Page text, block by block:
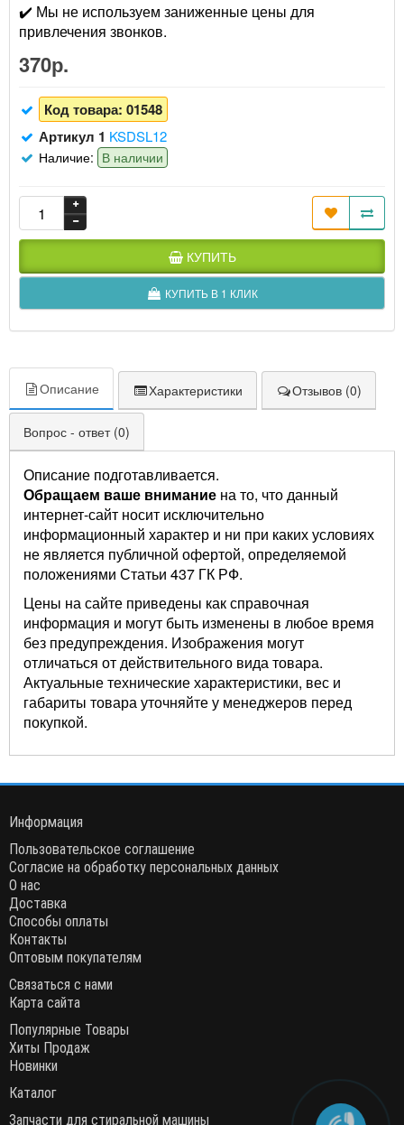
✔️ Мы не используем заниженные цены для
привлечения звонков.
370р.
Код товара: 01548
Артикул 1 KSDSL12
Наличие: В наличии
КУПИТЬ
КУПИТЬ В 1 КЛИК
Описание Характеристики Отзывов (0)
Вопрос - ответ (0)
Описание подготавливается.
Обращаем ваше внимание на то, что данный
интернет-сайт носит исключительно
информационный характер и ни при каких условиях
не является публичной офертой, определяемой
положениями Статьи 437 ГК РФ.
Цены на сайте приведены как справочная
информация и могут быть изменены в любое время
без предупреждения. Изображения могут
отличаться от действительного вида товара.
Актуальные технические характеристики, вес и
габариты товара уточняйте у менеджеров перед
покупкой.
Информация
Пользовательское соглашение
Согласие на обработку персональных данных
О нас
Доставка
Способы оплаты
Контакты
Оптовым покупателям
Связаться с нами
Карта сайта
Популярные Товары
Хиты Продаж
Новинки
Каталог
Запчасти для стиральной машины